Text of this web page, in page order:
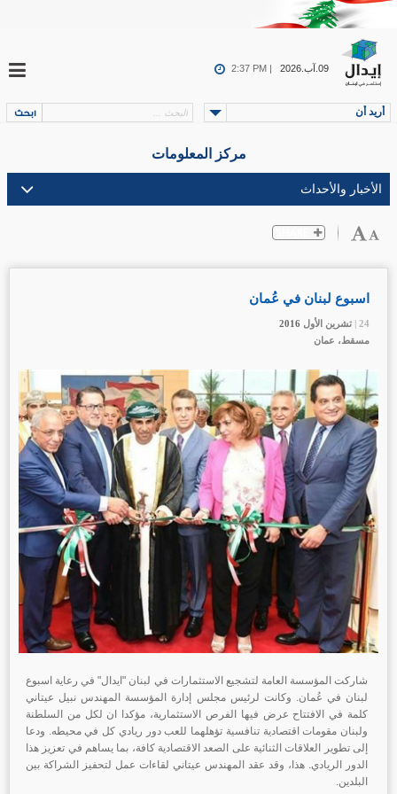
09.آب.2026 2:37 PM |
أريد أن
مركز المعلومات
24 | تشرين الأول
اسبوع لبنان في عُمان
24 | تشرين الأول
مسقط، عمان
24 | تشرين الأول
شاركت المؤسسة العامة لتشجيع الاستثمارات في لبنان "ايدال" في رعاية اسبوع
لبنان في عُمان. وكانت لرئيس مجلس إدارة المؤسسة المهندس نبيل عيتاني
كلمة في الافتتاح عرض فيها الفرص الاستثمارية، مؤكدا ان لكل من السلطنة
ولبنان مقومات اقتصادية تنافسية تؤهلهما للعب دور ريادي كل في محيطه. ودعا
إلى تطوير العلاقات الثنائية على الصعد الاقتصادية كافة، بما يساهم في تعزيز هذا
الدور الريادي. هذا، وقد عقد المهندس عيتاني لقاءات عمل لتحفيز الشراكة بين
البلدين.